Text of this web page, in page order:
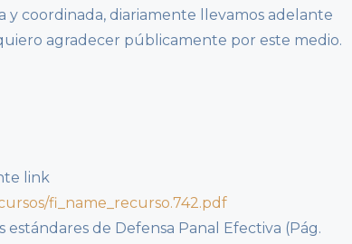
coordinada, diariamente llevamos adelante
agradecer públicamente por este medio.
link
fi_name_recurso.742.pdf
de Defensa Panal Efectiva (Pág.